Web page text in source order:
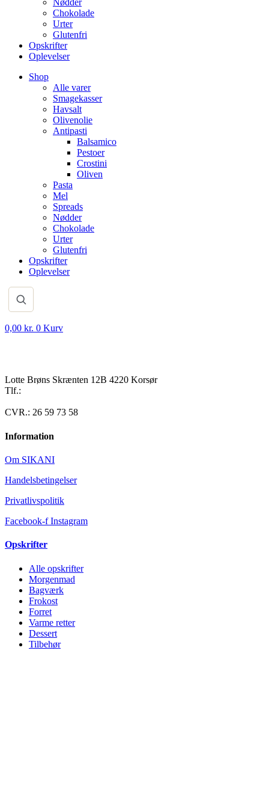
Nødder
Chokolade
Urter
Glutenfri
Opskrifter
Oplevelser
Shop
Alle varer
Smagekasser
Havsalt
Olivenolie
Antipasti
Balsamico
Pestoer
Crostini
Oliven
Pasta
Mel
Spreads
Nødder
Chokolade
Urter
Glutenfri
Opskrifter
Oplevelser
0,00 kr. 0 Kurv
Lotte Brøns Skrænten 12B 4220 Korsør
Tlf.:
CVR.: 26 59 73 58
Information
Om SIKANI
Handelsbetingelser
Privatlivspolitik
Facebook-f Instagram
Opskrifter
Alle opskrifter
Morgenmad
Bagværk
Frokost
Forret
Varme retter
Dessert
Tilbehør